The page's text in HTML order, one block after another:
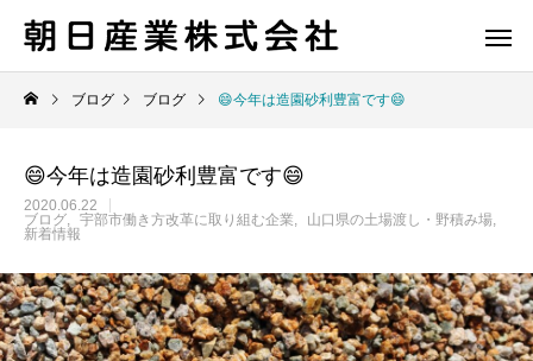
ブログ ブログ 😄今年は造園砂利豊富です😄
😄今年は造園砂利豊富です😄
2020.06.22
ブログ
宇部市働き方改革に取り組む企業
山口県の土場渡し・野積み場
新着情報